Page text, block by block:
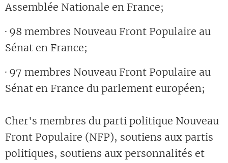
Assemblée Nationale en France;
· 98 membres Nouveau Front Populaire au
Sénat en France;
· 97 membres Nouveau Front Populaire au
Sénat en France du parlement européen;
Cher's membres du parti politique Nouveau
Front Populaire (NFP), soutiens aux partis
politiques, soutiens aux personnalités et